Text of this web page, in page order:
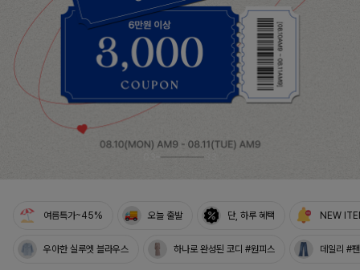
시원한 데일리 무드의
베스트셀러 블라우스
[2차리오더] 드람린넨 스트링블라우스
여름특가~45% 오늘 출발 단, 하루 혜택 NEW
우아한 실루엣 블라우스 하나로 완성된 코디 #원피스 데일리 #